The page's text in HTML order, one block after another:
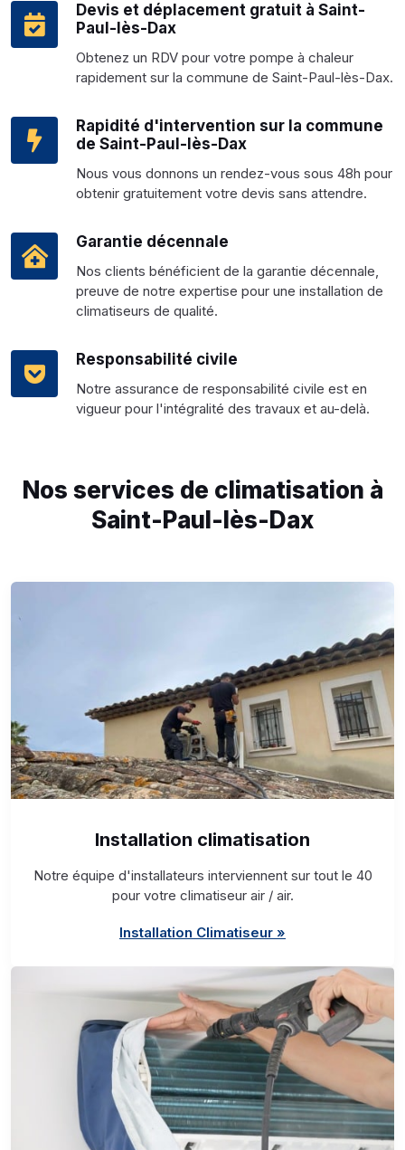
Devis et déplacement gratuit à Saint-
Paul-lès-Dax
Obtenez un RDV pour votre pompe à chaleur
rapidement sur la commune de Saint-Paul-lès-Dax.
Rapidité d'intervention sur la commune
de Saint-Paul-lès-Dax
Nous vous donnons un rendez-vous sous 48h pour
obtenir gratuitement votre devis sans attendre.
Garantie décennale
Nos clients bénéficient de la garantie décennale,
preuve de notre expertise pour une installation de
climatiseurs de qualité.
Responsabilité civile
Notre assurance de responsabilité civile est en
vigueur pour l'intégralité des travaux et au-delà.
Nos services de climatisation à
Saint-Paul-lès-Dax
Installation climatisation
Notre équipe d'installateurs interviennent sur tout le 40
pour votre climatiseur air / air.
Installation Climatiseur »